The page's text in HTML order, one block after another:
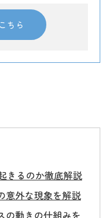
ちら
きるのか徹底解説
意外な現象を解説
の動きの仕組みを